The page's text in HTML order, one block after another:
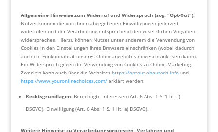
Allgemeine Hinweise zum Widerruf und Widerspruch (sog. "Opt-Out"):
Nutzer können die von ihnen abgegebenen Einwilligungen jederzeit
widerrufen und der Verarbeitung entsprechend den gesetzlichen Vorgaben
widersprechen. Hierzu können Nutzer unter anderem die Verwendung von
Cookies in den Einstellungen ihres Browsers einschränken (wobei dadurch
auch die Funktionalität unseres Onlineangebotes eingeschränkt sein kann).
Ein Widerspruch gegen die Verwendung von Cookies zu Online-Marketing-
Zwecken kann auch über die Websites https://optout.aboutads.infound
https://www.youronlinechoices.com/erklärt werden.
Rechtsgrundlagen:Berechtigte Interessen (Art. 6 Abs. 1 S. 1 lit. f)
DSGVO). Einwilligung (Art. 6 Abs. 1 S. 1 lit. a) DSGVO).
Weitere Hinweise zu Verarbeitungsprozessen, Verfahren und